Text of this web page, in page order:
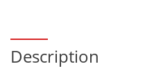
Description